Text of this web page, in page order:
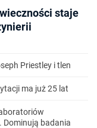
staje
Priestley i tlen
ma już 25 lat
Dominują badania